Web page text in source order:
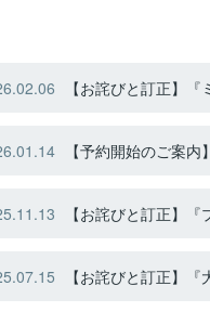
【お詫びと訂正】『
【予約開始のご案
【お詫びと訂正】
【お詫びと訂正】『